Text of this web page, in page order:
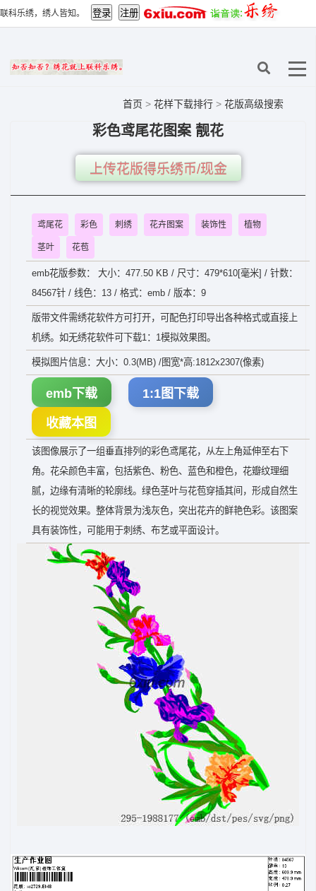
联科乐绣，绣人皆知。
首页 > 花样下载排行 > 花版高级搜索
彩色鸢尾花图案 靓花
上传花版得乐绣币/现金
鸢尾花 彩色 刺绣 花卉图案 装饰性 植物
茎叶 花苞
emb花版参数： 大小：477.50 KB / 尺寸：479*610[毫米] / 针数：
84567针 / 线色：13 / 格式：emb / 版本：9
版带文件需绣花软件方可打开，可配色打印导出各种格式或直接上
机绣。如无绣花软件可下载1：1模拟效果图。
模拟图片信息：大小：0.3(MB) /图宽*高:1812x2307(像素)
emb下载 1:1图下载
收藏本图
该图像展示了一组垂直排列的彩色鸢尾花，从左上角延伸至右下
角。花朵颜色丰富，包括紫色、粉色、蓝色和橙色，花瓣纹理细
腻，边缘有清晰的轮廓线。绿色茎叶与花苞穿插其间，形成自然生
长的视觉效果。整体背景为浅灰色，突出花卉的鲜艳色彩。该图案
具有装饰性，可能用于刺绣、布艺或平面设计。